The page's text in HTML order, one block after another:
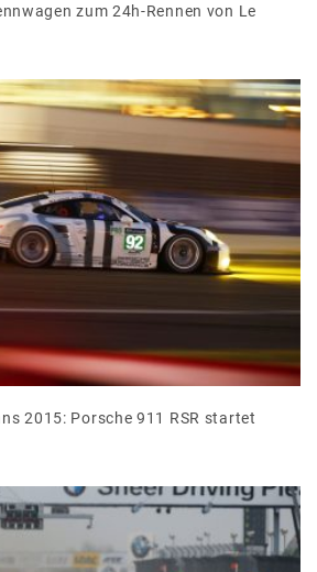
zum 24h-Rennen von Le
2015: Porsche 911 RSR startet